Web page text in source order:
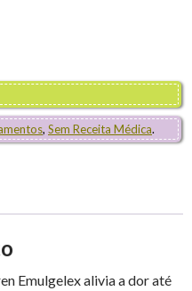
, Sem Receita Médica.
Emulgelex alivia a dor até